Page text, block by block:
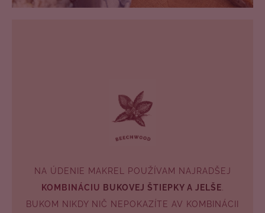
NA ÚDENIE MAKREL POUŽÍVAM NAJRADŠEJ
KOMBINÁCIU BUKOVEJ ŠTIEPKY A JELŠE
BUKOM NIKDY NIČ NEPOKAZÍTE AV KOMBINÁCII